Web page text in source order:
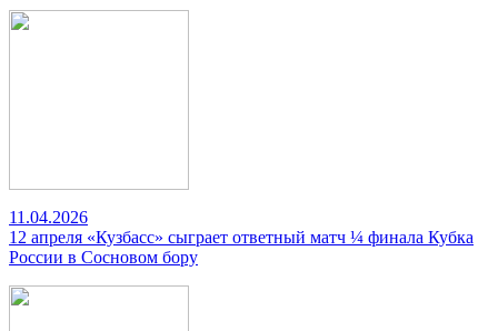
11.04.2026
12 апреля «Кузбасс» сыграет ответный матч ¼ финала Кубка
России в Сосновом бору